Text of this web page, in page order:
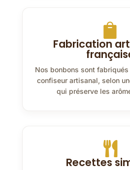

Fabrication
Nos bonbons sont fabriqués
confiseur artisanal, selon
qui préserve les

Recettes